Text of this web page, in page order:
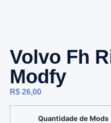
Volvo Fh
Modfy
R$ 26,00
Quantidade de Mods